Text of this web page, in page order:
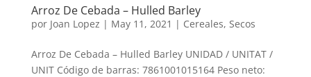
Arroz De Cebada – Hulled Barley
por Joan Lopez | May 11, 2021 | Cereales, Secos
Arroz De Cebada – Hulled Barley UNIDAD / UNITAT /
UNIT Código de barras: 7861001015164 Peso neto: